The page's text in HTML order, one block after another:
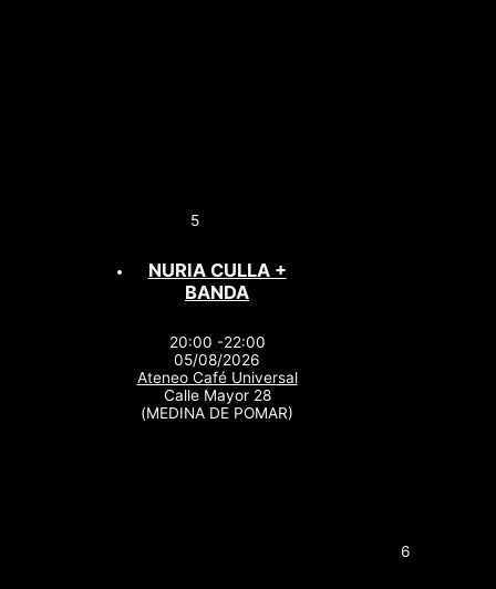
5
NURIA CULLA +
BANDA
20:00 -22:00
05/08/2026
Ateneo Café Universal
Calle Mayor 28
(MEDINA DE POMAR)
6